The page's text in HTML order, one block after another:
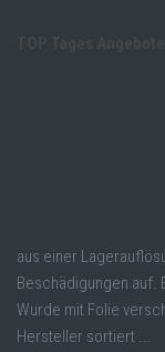
aus einer
Beschädigungen auf.
Wurde mit Folie
Hersteller sortiert ...